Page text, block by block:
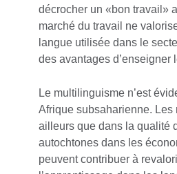
décrocher un «bon travail»
marché du travail ne
langue utilisée dans le
des avantages
Le multilinguisme n’est
Afrique subsaharienne.
ailleurs que dans la qualité
autochtones dans les
peuvent contribuer à